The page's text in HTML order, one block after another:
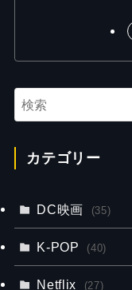
カテゴリー
DC映画 (35)
K-POP (40)
Netflix (27)